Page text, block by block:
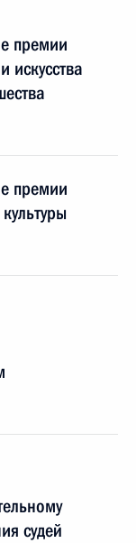
премии
искусства
премии
судей